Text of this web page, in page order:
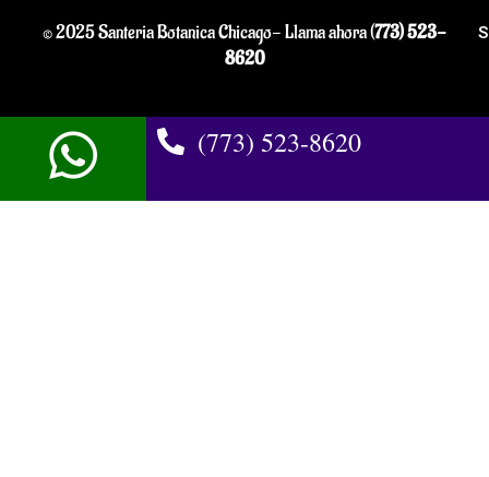
© 2025 Santeria Botanica Chicago- Llama ahora (773) 523-
8620
(773) 523-8620